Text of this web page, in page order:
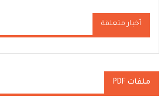
أخبار متعلقة
ملفات PDF